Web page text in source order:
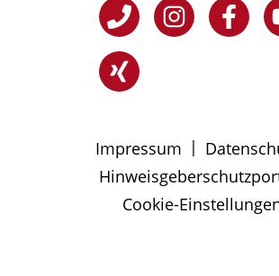
Impressum |
Cookie-